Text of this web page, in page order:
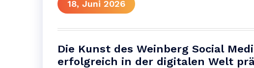
18, Juni 2026
Die Kunst des Weinberg Social
erfolgreich in der digitalen Welt